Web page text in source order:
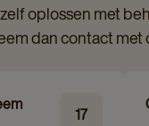
oplossen met
dan contact met
17